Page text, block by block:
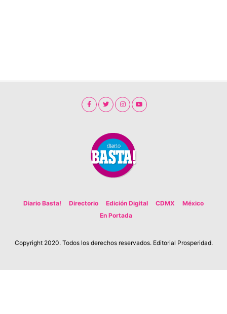
Diario Basta! Directorio Edición Digital CDMX
México
En Portada
Copyright 2020. Todos los derechos reservados. Editorial Prosperidad.